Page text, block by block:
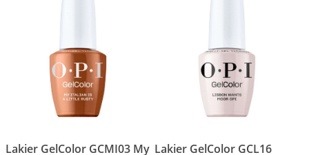
Lakier GelColor GCMI03 My Lakier GelColor GCL16